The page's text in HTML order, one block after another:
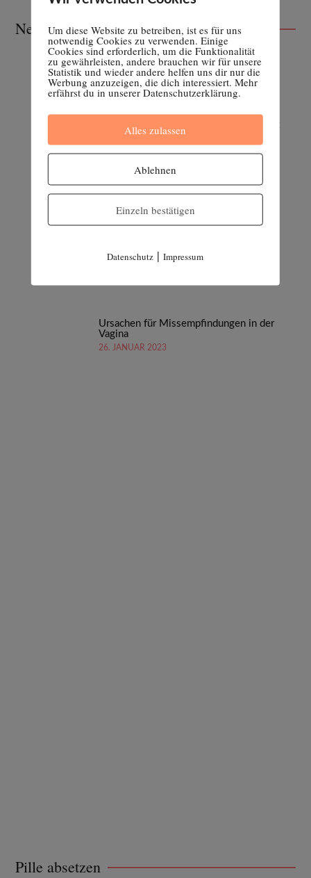
Neueste Beiträge
Wir sind wieder da!
27. APRIL 2026
Fehlgeburten | Teil 2: Selbstfürsorge mit
Homöopathie und ätherischen Ölen
Fehlgeburten | Teil 1: Was du darüber
9. FEBRUAR 2023
Vaginose – eine vaginale Dysbiose
Ursachen für Missempfindungen in der
Vagina
26. JANUAR 2023
Pille absetzen
Um diese Website zu betreiben, ist es für uns
notwendig Cookies zu verwenden. Einige
Cookies sind erforderlich, um die Funktionalität
zu gewährleisten, andere brauchen wir für unsere
Statistik und wieder andere helfen uns dir nur die
Werbung anzuzeigen, die dich interessiert. Mehr
erfährst du in unserer Datenschutzerklärung.
Alles zulassen
Ablehnen
Einzeln bestätigen
Datenschutz |Impressum